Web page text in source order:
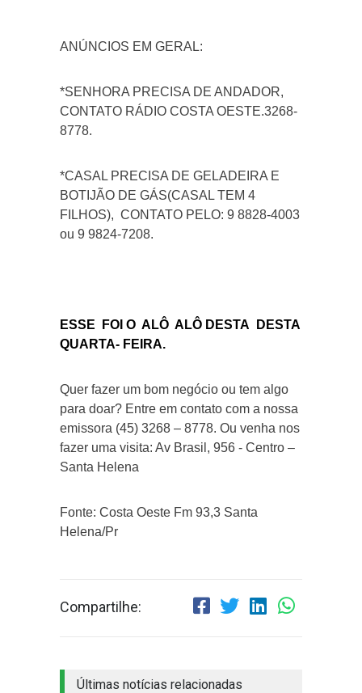
ANÚNCIOS EM GERAL:
*SENHORA PRECISA DE ANDADOR,
CONTATO RÁDIO COSTA OESTE.3268-
8778.
*CASAL PRECISA DE GELADEIRA E
BOTIJÃO DE GÁS(CASAL TEM 4
FILHOS), CONTATO PELO: 9 8828-4003
ou 9 9824-7208.
ESSE FOI O ALÔ ALÔ DESTA DESTA
QUARTA- FEIRA.
Quer fazer um bom negócio ou tem algo
para doar? Entre em contato com a nossa
emissora (45) 3268 – 8778. Ou venha nos
fazer uma visita: Av Brasil, 956 - Centro –
Santa Helena
Fonte: Costa Oeste Fm 93,3 Santa
Helena/Pr
Compartilhe:
Últimas notícias relacionadas